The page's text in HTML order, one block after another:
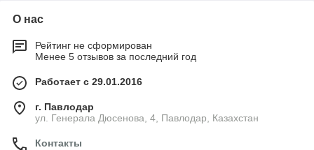
О нас
Рейтинг не сформирован
Менее 5 отзывов за последний год
Работает с 29.01.2016
г. Павлодар
ул. Генерала Дюсенова, 4, Павлодар, Казахстан
Контакты